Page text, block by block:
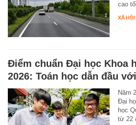
cao
XÃ HỘI
Điểm chuẩn Đại học Khoa
2026: Toán học dẫn đầu
Năm
Đại
học
từ 22